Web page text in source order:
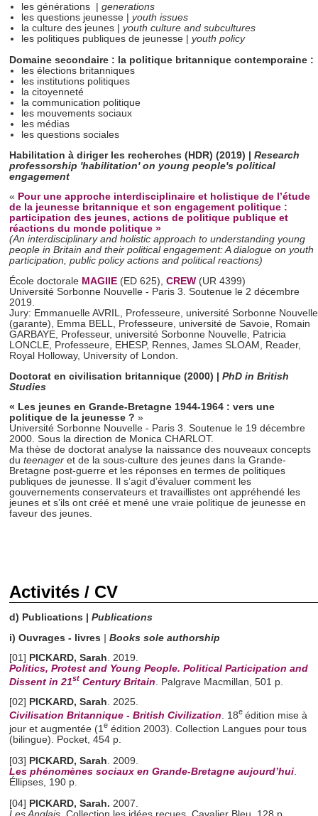
les générations
generations
les questions jeunesse | youth issues
la culture des jeunes
youth culture and subcultures
les politiques publiques de jeunesse | youth policy
Domaine secondaire : la politique britannique contemporaine :
les élections britanniques
les institutions politiques
la citoyenneté
la communication politique
les mouvements sociaux
les médias
les questions sociales
Habilitation à diriger les recherches (HDR) (2019) | Research
professorship 'habilitation' on young people's political
engagement
« Pour une approche interdisciplinaire et holistique de l’étude
de la jeunesse britannique et son engagement politique :
participation des jeunes, actions de politique publique et
réactions du monde politique »
(An interdisciplinary and holistic approach to understanding young
people in Britain and their political engagement: A dialogue on youth
participation, public policy actions and political reactions)
École doctorale MAGIIE (ED 625), CREW (UR 4399)
Université Sorbonne Nouvelle - Paris 3. Soutenue le 2 décembre
2019.
Jury: Emmanuelle AVRIL, Professeure, université Sorbonne Nouvelle
(garante), Emma BELL, Professeure, université de Savoie, Romain
GARBAYE, Professeur, université Sorbonne Nouvelle, Patricia
LONCLE, Professeure, EHESP, Rennes, James SLOAM, Reader,
Royal Holloway, University of London.
Doctorat en civilisation britannique (2000) | PhD in British
Studies
« Les jeunes en Grande-Bretagne 1944-1964 : vers une
politique de la jeunesse ? »
Université Sorbonne Nouvelle - Paris 3. Soutenue le 19 décembre
2000. Sous la direction de Monica CHARLOT.
Ma thèse de doctorat analyse la naissance des nouveaux concepts
du teenager et de la sous-culture des jeunes dans la Grande-
Bretagne post-guerre et les réponses en termes de politiques
publiques de jeunesse. Il s’agit d’évaluer comment les
gouvernements conservateurs et travaillistes ont appréhendé les
jeunes et s’ils ont créé et mené une vraie politique de jeunesse en
faveur des jeunes.
Activités / CV
d) Publications | Publications
i) Ouvrages - livres
Books sole authorship
[01] PICKARD, Sarah. 2019.
Politics, Protest and Young People. Political Participation and
Dissent in 21st Century Britain . Palgrave Macmillan, 501 p.
[02] PICKARD, Sarah. 2025.
Civilisation Britannique - British Civilization. 18e édition mise à
jour et augmentée (1 e édition 2003). Collection Langues pour tous
(bilingue). Pocket, 454 p.
[03] PICKARD, Sarah . 2009.
Les phénomènes sociaux en Grande-Bretagne aujourd’hui
Éllipses, 190 p.
[04] PICKARD, Sarah. 2007.